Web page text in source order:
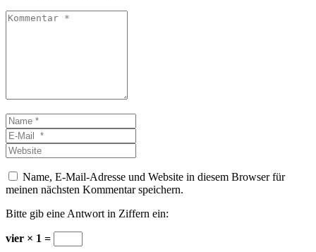
Kommentar
Name
*E-
Mail
*
Website
Name, E-Mail-Adresse und Website in diesem Browser für
meinen nächsten Kommentar speichern.
Bitte gib eine Antwort in Ziffern ein:
vier × 1 =